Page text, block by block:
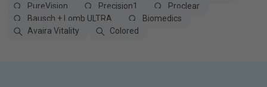
PureVision
Precision1
Proclear
Bausch + Lomb ULTRA
Biomedics
Avaira Vitality
Colored